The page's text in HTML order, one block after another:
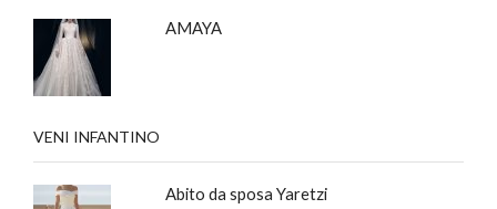
AMAYA
VENI INFANTINO
Abito da sposa Yaretzi